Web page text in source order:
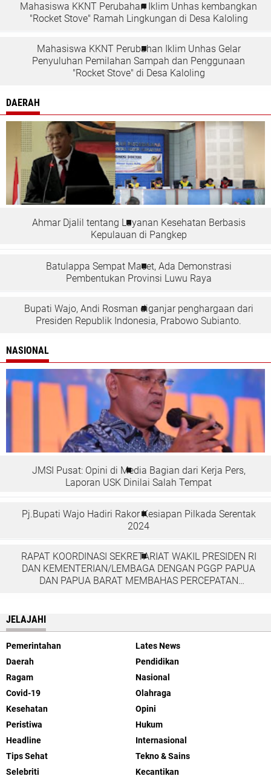
Mahasiswa KKNT Perubahan Iklim Unhas kembangkan
"Rocket Stove" Ramah Lingkungan di Desa Kaloling
Mahasiswa KKNT Perubahan Iklim Unhas Gelar
Penyuluhan Pemilahan Sampah dan Penggunaan
"Rocket Stove" di Desa Kaloling
DAERAH
Ahmar Djalil tentang Layanan Kesehatan Berbasis
Kepulauan di Pangkep
Batulappa Sempat Macet, Ada Demonstrasi
Pembentukan Provinsi Luwu Raya
Bupati Wajo, Andi Rosman diganjar penghargaan dari
Presiden Republik Indonesia, Prabowo Subianto.
NASIONAL
JMSI Pusat: Opini di Media Bagian dari Kerja Pers,
Laporan USK Dinilai Salah Tempat
Pj.Bupati Wajo Hadiri Rakor Kesiapan Pilkada Serentak
2024
RAPAT KOORDINASI SEKRETARIAT WAKIL PRESIDEN RI
DAN KEMENTERIAN/LEMBAGA DENGAN PGGP PAPUA
DAN PAPUA BARAT MEMBAHAS PERCEPATAN
JELAJAHI
Pemerintahan
Lates News
Daerah
Pendidikan
Ragam
Nasional
Covid-19
Olahraga
Kesehatan
Opini
Peristiwa
Hukum
Headline
Internasional
Tips Sehat
Tekno & Sains
Selebriti
Kecantikan